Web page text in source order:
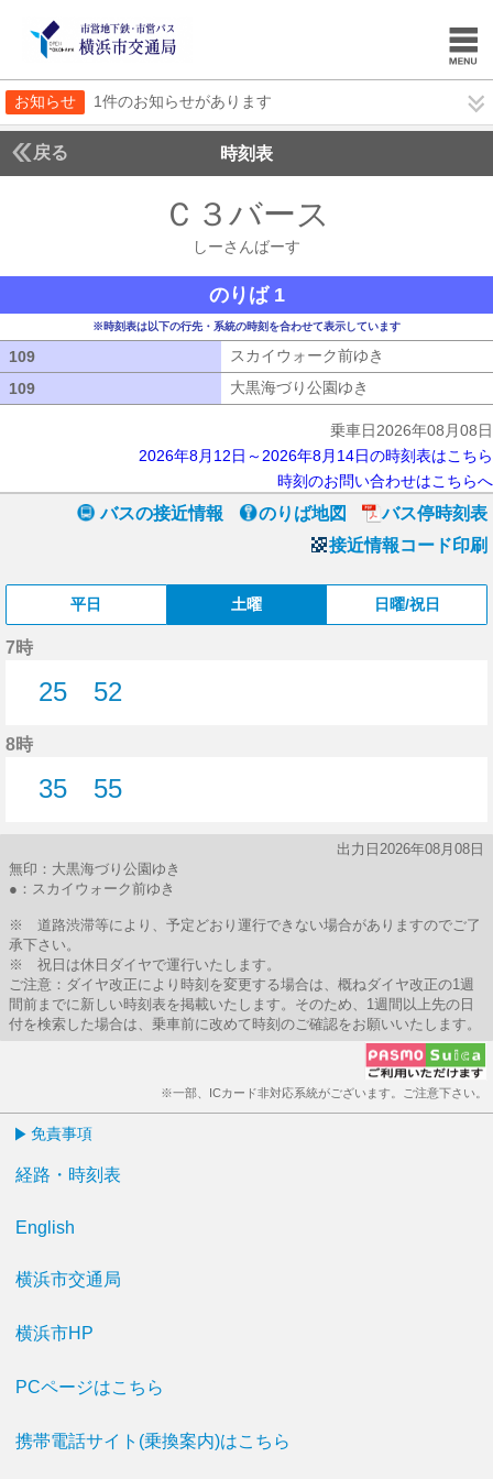
お知らせ 1件のお知らせがあります
戻る 時刻表
Ｃ３バース
しーさんばーす
のりば 1
※時刻表は以下の行先・系統の時刻を合わせて表示しています
109 スカイウォーク前ゆき
109
大黒海づり公園ゆき
乗車日2026年08月08日
2026年8月12日～2026年8月14日の時刻表はこちら
時刻のお問い合わせはこちらへ
バスの接近情報 のりば地図
バス停時刻表
接近情報コード印刷
平日 土曜 日曜/祝日
7時
25
52
8時
35
55
出力日2026年08月08日
無印：大黒海づり公園ゆき
●：スカイウォーク前ゆき
※ 道路渋滞等により、予定どおり運行できない場合がありますのでご了
承下さい。
※ 祝日は休日ダイヤで運行いたします。
ご注意：ダイヤ改正により時刻を変更する場合は、概ねダイヤ改正の1週
間前までに新しい時刻表を掲載いたします。そのため、1週間以上先の日
付を検索した場合は、乗車前に改めて時刻のご確認をお願いいたします。
※一部、ICカード非対応系統がございます。ご注意下さい。
免責事項
経路・時刻表
English
横浜市交通局
横浜市HP
PCページはこちら
携帯電話サイト(乗換案内)はこちら